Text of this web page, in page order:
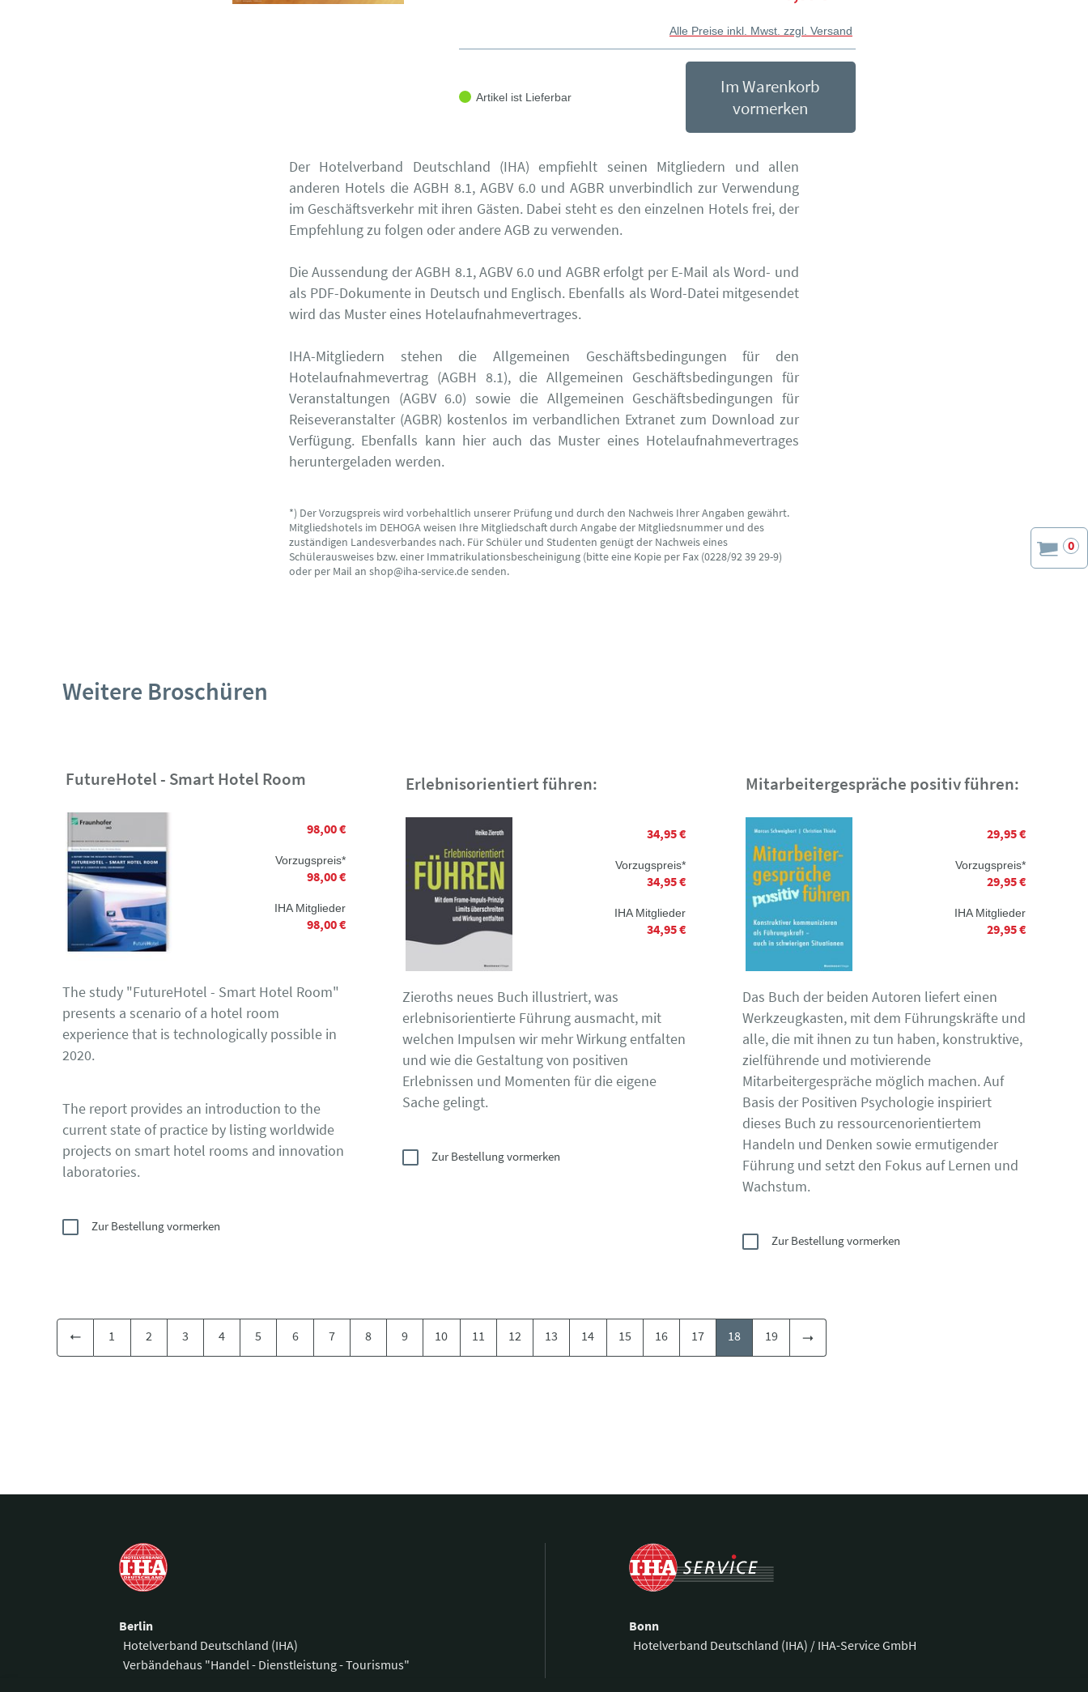
Alle Preise inkl. Mwst. zzgl. Versand
Artikel ist Lieferbar
Im Warenkorb
vormerken
0
Der Hotelverband Deutschland (IHA) empfiehlt seinen Mitgliedern und allen
anderen Hotels die AGBH 8.1, AGBV 6.0 und AGBR unverbindlich zur Verwendung
im Geschäftsverkehr mit ihren Gästen. Dabei steht es den einzelnen Hotels frei, der
Empfehlung zu folgen oder andere AGB zu verwenden.
Die Aussendung der AGBH 8.1, AGBV 6.0 und AGBR erfolgt per E-Mail als Word- und
als PDF-Dokumente in Deutsch und Englisch. Ebenfalls als Word-Datei mitgesendet
wird das Muster eines Hotelaufnahmevertrages.
IHA-Mitgliedern stehen die Allgemeinen Geschäftsbedingungen für den
Hotelaufnahmevertrag (AGBH 8.1), die Allgemeinen Geschäftsbedingungen für
Veranstaltungen (AGBV 6.0) sowie die Allgemeinen Geschäftsbedingungen für
Reiseveranstalter (AGBR) kostenlos im verbandlichen Extranet zum Download zur
Verfügung. Ebenfalls kann hier auch das Muster eines Hotelaufnahmevertrages
heruntergeladen werden.
*) Der Vorzugspreis wird vorbehaltlich unserer Prüfung und durch den Nachweis Ihrer Angaben gewährt.
Mitgliedshotels im DEHOGA weisen Ihre Mitgliedschaft durch Angabe der Mitgliedsnummer und des
zuständigen Landesverbandes nach. Für Schüler und Studenten genügt der Nachweis eines
Schülerausweises bzw. einer Immatrikulationsbescheinigung (bitte eine Kopie per Fax (0228/92 39 29-9)
oder per Mail an shop@iha-service.de senden.
Weitere Broschüren
FutureHotel - Smart Hotel Room
98,00 €
Vorzugspreis*
98,00 €
IHA Mitglieder
98,00 €
The study "FutureHotel - Smart Hotel Room"
presents a scenario of a hotel room
experience that is technologically possible in
2020.
The report provides an introduction to the
current state of practice by listing worldwide
projects on smart hotel rooms and innovation
laboratories.
Zur Bestellung vormerken
Erlebnisorientiert führen:
34,95 €
Vorzugspreis*
34,95 €
IHA Mitglieder
34,95 €
Zieroths neues Buch illustriert, was
erlebnisorientierte Führung ausmacht, mit
welchen Impulsen wir mehr Wirkung entfalten
und wie die Gestaltung von positiven
Erlebnissen und Momenten für die eigene
Sache gelingt.
Zur Bestellung vormerken
Mitarbeitergespräche positiv führen:
29,95 €
Vorzugspreis*
29,95 €
IHA Mitglieder
29,95 €
Das Buch der beiden Autoren liefert einen
Werkzeugkasten, mit dem Führungskräfte und
alle, die mit ihnen zu tun haben, konstruktive,
zielführende und motivierende
Mitarbeitergespräche möglich machen. Auf
Basis der Positiven Psychologie inspiriert
dieses Buch zu ressourcenorientiertem
Handeln und Denken sowie ermutigender
Führung und setzt den Fokus auf Lernen und
Wachstum.
Zur Bestellung vormerken
1 2 3 4 5 6 7 8 9 10 11 12 13 14 15 16 17 18 19
Berlin
Hotelverband Deutschland (IHA)
Verbändehaus "Handel - Dienstleistung - Tourismus"
Bonn
Hotelverband Deutschland (IHA) / IHA-Service GmbH